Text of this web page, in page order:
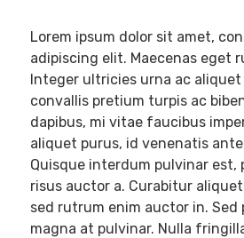
Lorem ipsum dolor sit amet,
adipiscing elit. Maecenas eget
Integer ultricies urna ac aliquet
convallis pretium turpis ac
dapibus, mi vitae faucibus
aliquet purus, id venenatis
Quisque interdum pulvinar est,
risus auctor a. Curabitur
sed rutrum enim auctor in. Sed
magna at pulvinar. Nulla